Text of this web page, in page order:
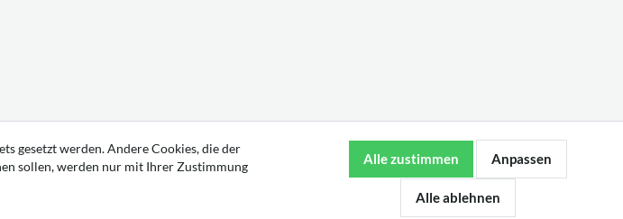
gesetzt werden. Andere Cookies, die der
sollen, werden nur mit Ihrer Zustimmung